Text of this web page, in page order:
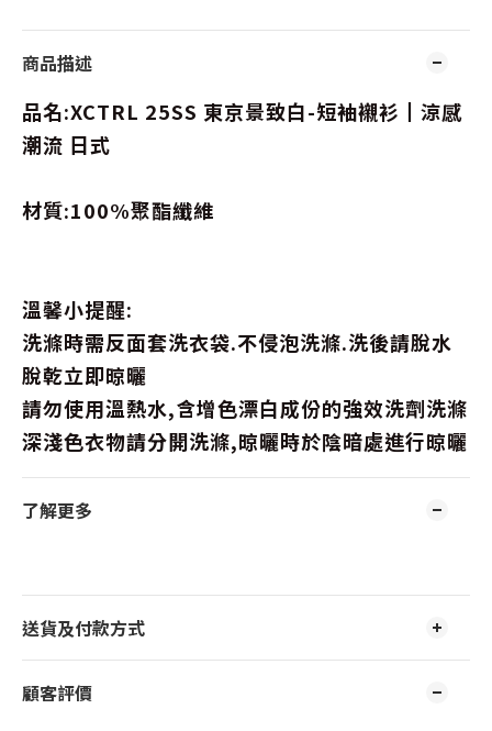
商品描述
品名:XCTRL 25SS 東京景致白-短袖襯衫┃涼感
潮流 日式
材質:100%聚酯纖維
溫馨小提醒:
洗滌時需反面套洗衣袋.不侵泡洗滌.洗後請脫水
脫乾立即晾曬
請勿使用溫熱水,含增色漂白成份的強效洗劑洗滌
深淺色衣物請分開洗滌,晾曬時於陰暗處進行晾曬
了解更多
送貨及付款方式
顧客評價